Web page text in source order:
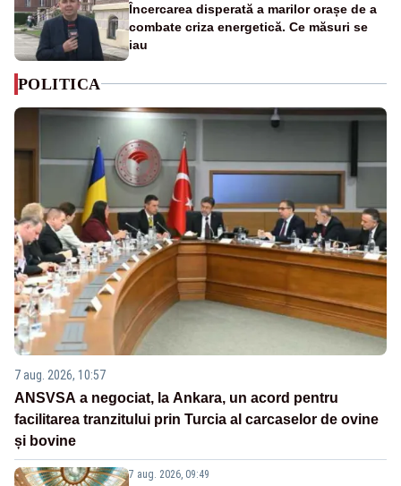
Încercarea disperată a marilor orașe de a
combate criza energetică. Ce măsuri se
iau
POLITICA
7 aug. 2026, 10:57
ANSVSA a negociat, la Ankara, un acord pentru
facilitarea tranzitului prin Turcia al carcaselor de ovine
și bovine
7 aug. 2026, 09:49